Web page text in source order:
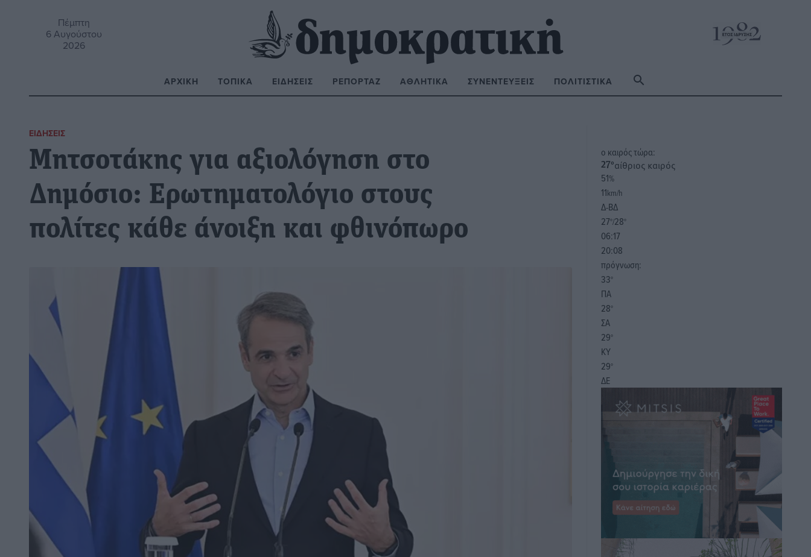
Πέμπτη
6 Αυγούστου
2026
ΑΡΧΙΚΉ ΤΟΠΙΚΆ ΕΙΔΉΣΕΙΣ ΡΕΠΟΡΤΆΖ ΑΘΛΗΤΙΚΆ ΣΥΝΕΝΤΕΎΞΕΙΣ ΠΟΛΙΤΙΣΤΙΚΆ
ΕΙΔΉΣΕΙΣ
Μητσοτάκης για αξιολόγηση στο
Δημόσιο: Ερωτηματολόγιο στους
πολίτες κάθε άνοιξη και φθινόπωρο
o καιρός τώρα:
27°αίθριος καιρός
51%
11km/h
Δ-ΒΔ
27°/28°
06:17
20:08
πρόγνωση:
33°
ΠΑ
28°
ΣΑ
29°
ΚΥ
29°
ΔΕ